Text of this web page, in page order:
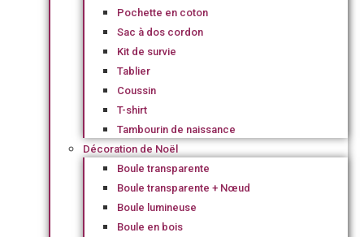
Pochette en coton
Sac à dos cordon
Kit de survie
Tablier
Coussin
T-shirt
Tambourin de naissance
Décoration de Noël
Boule transparente
Boule transparente + Nœud
Boule lumineuse
Boule en bois